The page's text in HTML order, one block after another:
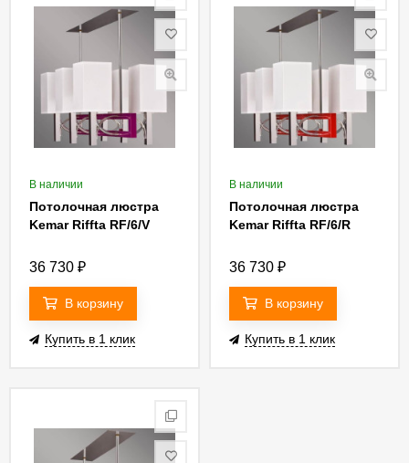
В наличии
Потолочная люстра
Kemar Riffta RF/6/V
36 730 ₽
В корзину
Купить в 1 клик
В наличии
Потолочная люстра
Kemar Riffta RF/6/R
36 730 ₽
В корзину
Купить в 1 клик